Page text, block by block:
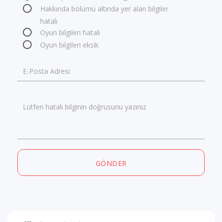
Hakkında bölümü altında yer alan bilgiler
hatalı
Oyun bilgileri hatalı
Oyun bilgileri eksik
E-Posta Adresi
Lütfen hatalı bilginin doğrusunu yazınız
GÖNDER